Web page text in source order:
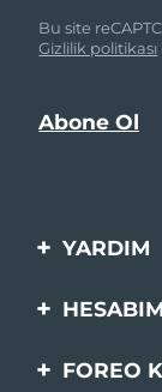
Bu site
Gizlilik politikası
YARDIM
Bi̇zi̇mle
HESABIM
Ürün Kaydı
FOREO